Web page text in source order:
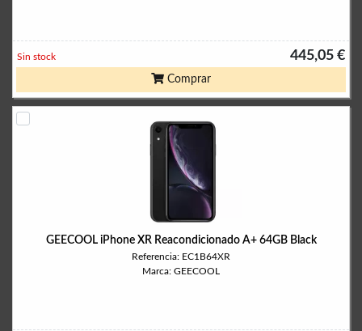
445,05 €
Sin stock
Comprar
GEECOOL iPhone XR Reacondicionado A+ 64GB Black
Referencia: EC1B64XR
Marca: GEECOOL